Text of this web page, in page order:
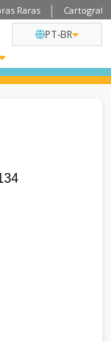
Raras
PT-BR